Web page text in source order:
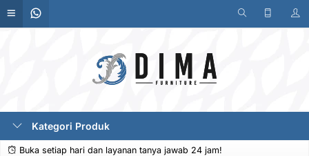
Kategori Produk
Buka setiap hari dan layanan tanya jawab 24 jam!